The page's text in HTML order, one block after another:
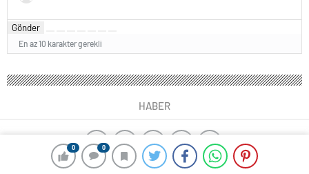
0 0
Gönder
En az 10 karakter gerekli
HABER
yangın algılama sistemleri ajax alarm